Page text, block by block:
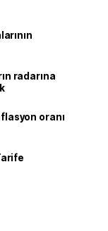
radarına
oranı